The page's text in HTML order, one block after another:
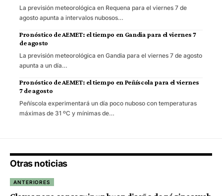
La previsión meteorológica en Requena para el viernes 7 de
agosto apunta a intervalos nubosos…
Pronóstico de AEMET: el tiempo en Gandia para el viernes 7
de agosto
La previsión meteorológica en Gandia para el viernes 7 de agosto
apunta a un día…
Pronóstico de AEMET: el tiempo en Peñíscola para el viernes
7 de agosto
Peñíscola experimentará un día poco nuboso con temperaturas
máximas de 31 ºC y mínimas de…
Otras noticias
ANTERIORES